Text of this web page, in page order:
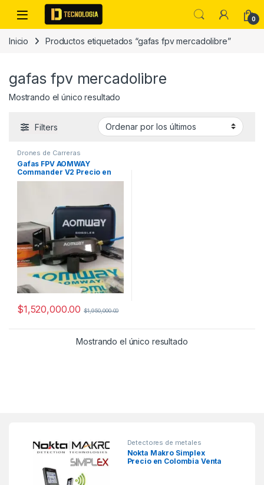
Skip to navigation
Skip to content
0
Inicio Productos etiquetados “gafas fpv mercadolibre”
gafas fpv mercadolibre
Mostrando el único resultado
Filters
Drones de Carreras
Gafas FPV AOMWAY
Commander V2 Precio en
Colombia
$1,520,000.00 $1,950,000.00
Mostrando el único resultado
Detectores de metales
Nokta Makro Simplex
Precio en Colombia Venta